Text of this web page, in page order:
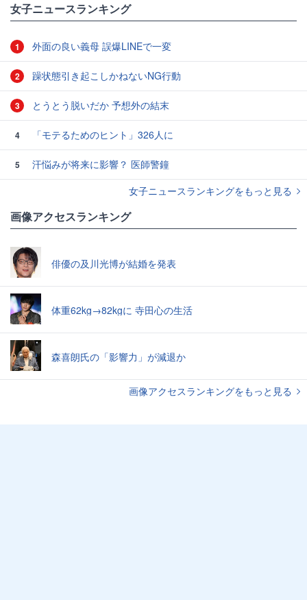
女子ニュースランキング
1 外面の良い義母 誤爆LINEで一変
2 躁状態引き起こしかねないNG行動
3 とうとう脱いだか 予想外の結末
4 「モテるためのヒント」326人に
5
汗悩みが将来に影響？ 医師警鐘
女子ニュースランキングをもっと見る
画像アクセスランキング
俳優の及川光博が結婚を発表
体重62kg→82kgに 寺田心の生活
森喜朗氏の「影響力」が減退か
画像アクセスランキングをもっと見る